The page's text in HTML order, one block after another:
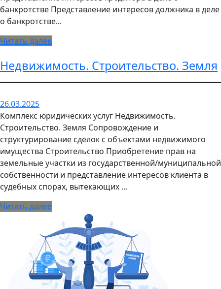
банкротстве Представление интересов должника в деле
о банкротстве...
Читать далее
Недвижимость. Строительство. Земля
26.03.2025
Комплекс юридических услуг Недвижимость.
Строительство. Земля Сопровождение и
структурирование сделок с объектами недвижимого
имущества Строительство Приобретение прав на
земельные участки из государственной/муниципальной
собственности и представление интересов клиента в
судебных спорах, вытекающих ...
Читать далее